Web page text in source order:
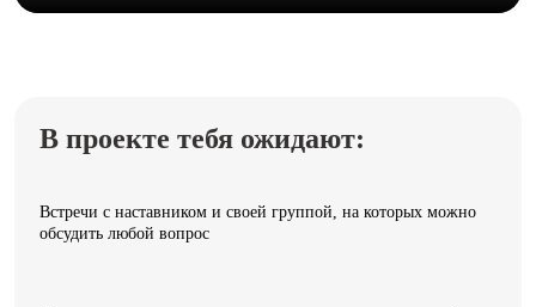
В проекте тебя ожидают:
Встречи с наставником и своей группой, на которых можно
обсудить любой вопрос